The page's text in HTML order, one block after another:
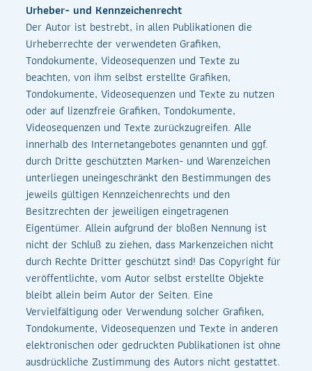
Urheber- und Kennzeichenrecht
Der Autor ist bestrebt, in allen Publikationen die
Urheberrechte der verwendeten Grafiken,
Tondokumente, Videosequenzen und Texte zu
beachten, von ihm selbst erstellte Grafiken,
Tondokumente, Videosequenzen und Texte zu nutzen
oder auf lizenzfreie Grafiken, Tondokumente,
Videosequenzen und Texte zurückzugreifen. Alle
innerhalb des Internetangebotes genannten und ggf.
durch Dritte geschützten Marken- und Warenzeichen
unterliegen uneingeschränkt den Bestimmungen des
jeweils gültigen Kennzeichenrechts und den
Besitzrechten der jeweiligen eingetragenen
Eigentümer. Allein aufgrund der bloßen Nennung ist
nicht der Schluß zu ziehen, dass Markenzeichen nicht
durch Rechte Dritter geschützt sind! Das Copyright für
veröffentlichte, vom Autor selbst erstellte Objekte
bleibt allein beim Autor der Seiten. Eine
Vervielfältigung oder Verwendung solcher Grafiken,
Tondokumente, Videosequenzen und Texte in anderen
elektronischen oder gedruckten Publikationen ist ohne
ausdrückliche Zustimmung des Autors nicht gestattet.